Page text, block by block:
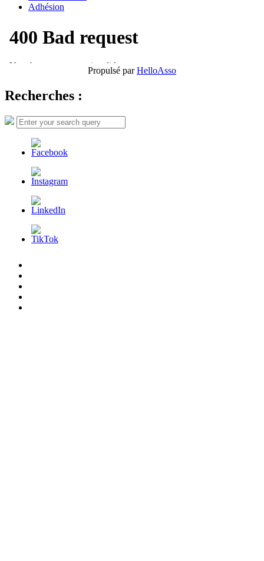
Adhésion
Propulsé parHelloAsso
Recherches :
Search
for:
Search